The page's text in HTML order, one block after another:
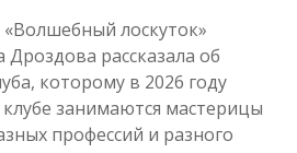
лоскуток»
рассказала об
которому в 2026 году
клубе занимаются мастерицы
профессий и разного